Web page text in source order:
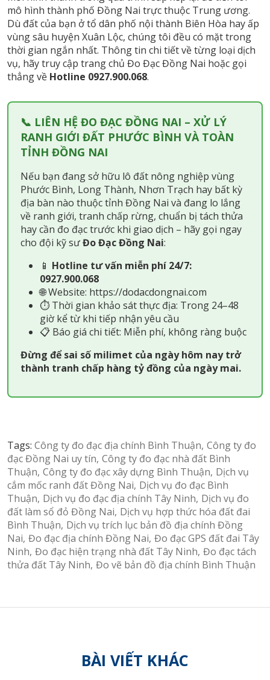
mô hình thành phố Đồng Nai trực thuộc Trung ương.
Dù đất của bạn ở tổ dân phố nội thành Biên Hòa hay ấp
vùng sâu huyện Xuân Lộc, chúng tôi đều có mặt trong
thời gian ngắn nhất. Thông tin chi tiết về từng loại dịch
vụ, hãy truy cập trang chủ Đo Đạc Đồng Nai hoặc gọi
thẳng về Hotline 0927.900.068.
📞 LIÊN HỆ ĐO ĐẠC ĐỒNG NAI – XỬ LÝ
RANH GIỚI ĐẤT PHƯỚC BÌNH VÀ TOÀN
TỈNH ĐỒNG NAI
Nếu bạn đang sở hữu lô đất nông nghiệp vùng
Phước Bình, Long Thành, Nhơn Trạch hay bất kỳ
địa bàn nào thuộc tỉnh Đồng Nai và đang lo lắng
về ranh giới, tranh chấp rừng, chuẩn bị tách thửa
hay cần đo đạc trước khi giao dịch – hãy gọi ngay
cho đội kỹ sưĐo Đạc Đồng Nai:
📱 Hotline tư vấn miễn phí 24/7:
0927.900.068
🌐 Website: https://dodacdongnai.com
⏱ Thời gian khảo sát thực địa: Trong 24–48
giờ kể từ khi tiếp nhận yêu cầu
📋 Báo giá chi tiết: Miễn phí, không ràng buộc
Đừng để sai số milimet của ngày hôm nay trở
thành tranh chấp hàng tỷ đồng của ngày mai.
Tags: Công ty đo đạc địa chính Bình Thuận Công ty đo
đạc Đồng Nai uy tín Công ty đo đạc nhà đất Bình
Thuận Công ty đo đạc xây dựng Bình Thuận Dịch vụ
cắm mốc ranh đất Đồng Nai Dịch vụ đo đạc Bình
Thuận Dịch vụ đo đạc địa chính Tây Ninh Dịch vụ đo
đất làm sổ đỏ Đồng Nai Dịch vụ hợp thức hóa đất đai
Bình Thuận Dịch vụ trích lục bản đồ địa chính Đồng
Nai Đo đạc địa chính Đồng Nai Đo đạc GPS đất đai Tây
Ninh Đo đạc hiện trạng nhà đất Tây Ninh Đo đạc tách
thửa đất Tây Ninh Đo vẽ bản đồ địa chính Bình Thuận
BÀI VIẾT KHÁC